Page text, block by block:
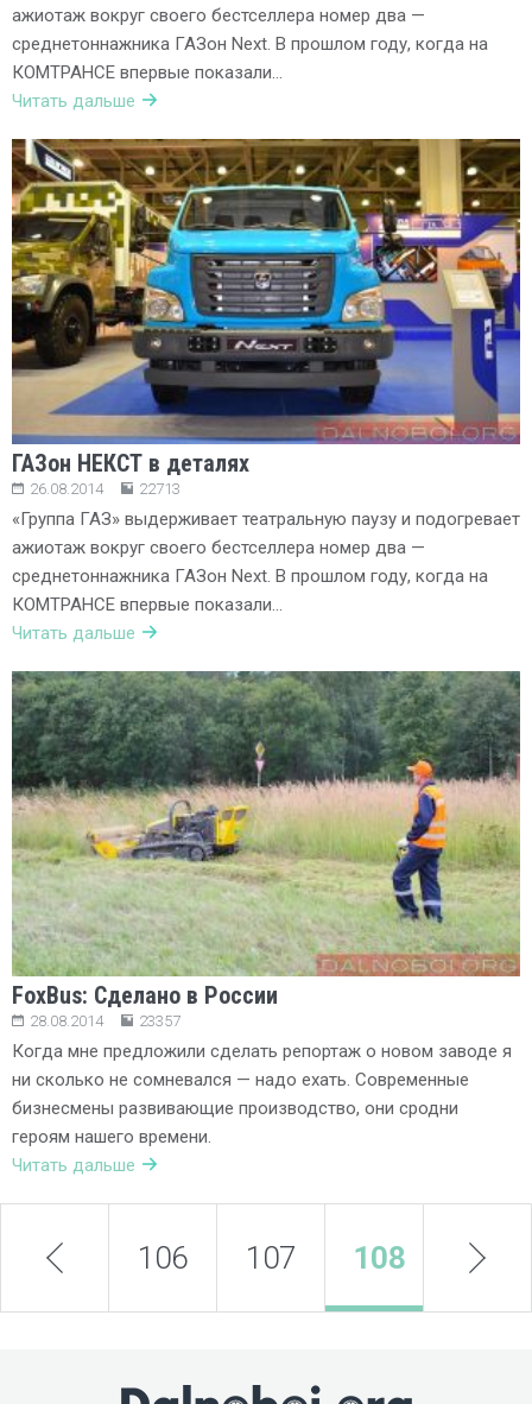
ажиотаж вокруг своего бестселлера номер два —
среднетоннажника ГАЗон Next. В прошлом году, когда на
КОМТРАНСЕ впервые показали…
Читать дальше
ГАЗон НЕКСТ в деталях
26.08.2014 22713
«Группа ГАЗ» выдерживает театральную паузу и подогревает
ажиотаж вокруг своего бестселлера номер два —
среднетоннажника ГАЗон Next. В прошлом году, когда на
КОМТРАНСЕ впервые показали…
Читать дальше
FoxBus: Сделано в России
28.08.2014 23357
Когда мне предложили сделать репортаж о новом заводе я
ни сколько не сомневался — надо ехать. Современные
бизнесмены развивающие производство, они сродни
героям нашего времени.
Читать дальше
prev 106 107 108 109
next